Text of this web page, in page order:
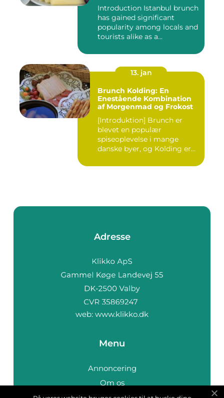
Introduction Istanbul brunch
has gained significant
popularity among locals and
tourists alike as a...
13. jan
Brunch Kolding: En
Enestående Kombination
af Morgenmad og Frokost
[Introduktion] Brunch er
blevet en populær
spiseoplevelse i mange
danske byer, og Kolding er
Adresse
web: www.klikko.dk
Menu
Annoncering
Om os